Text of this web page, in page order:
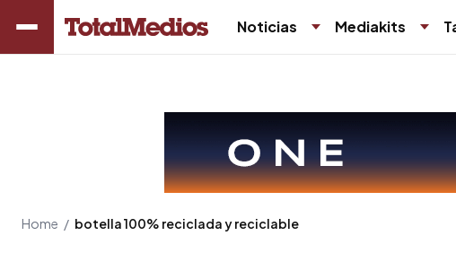
Noticias Mediakits
Home / botella 100% reciclada y reciclable